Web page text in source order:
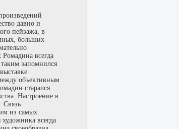
давно и
пейзажа, в
больших
всегда
запомнился
объективным
старался
Настроение в
Связь
из самых
всегда